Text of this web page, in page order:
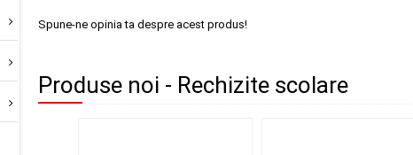
Spune-ne opinia ta despre acest produs!
Produse noi - Rechizite scolare